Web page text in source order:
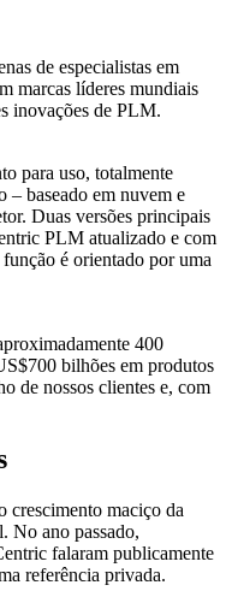
de especialistas em
marcas líderes mundiais
inovações de PLM.
para uso, totalmente
– baseado em nuvem e
Duas versões principais
PLM atualizado e com
é orientado por uma
400
bilhões em produtos
de nossos clientes e, com
crescimento maciço da
No ano passado,
falaram publicamente
referência privada.